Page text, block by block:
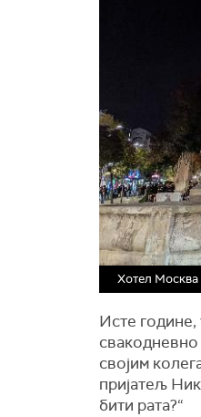
Хотел Москва
Исте године,
својим
пријатељ
бити рата?“